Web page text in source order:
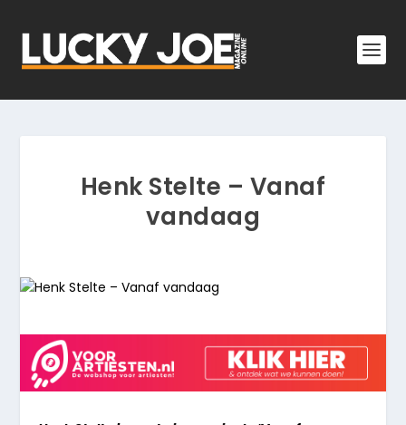
Henk Stelte – Vanaf
vandaag